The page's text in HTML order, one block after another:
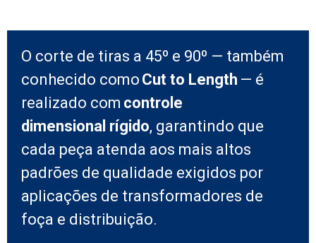
O corte de tiras a 45º e 90º — também
conhecido como Cut to Length — é
realizado com controle
dimensional rígido, garantindo que
cada peça atenda aos mais altos
padrões de qualidade exigidos por
aplicações de transformadores de
foça e distribuição.